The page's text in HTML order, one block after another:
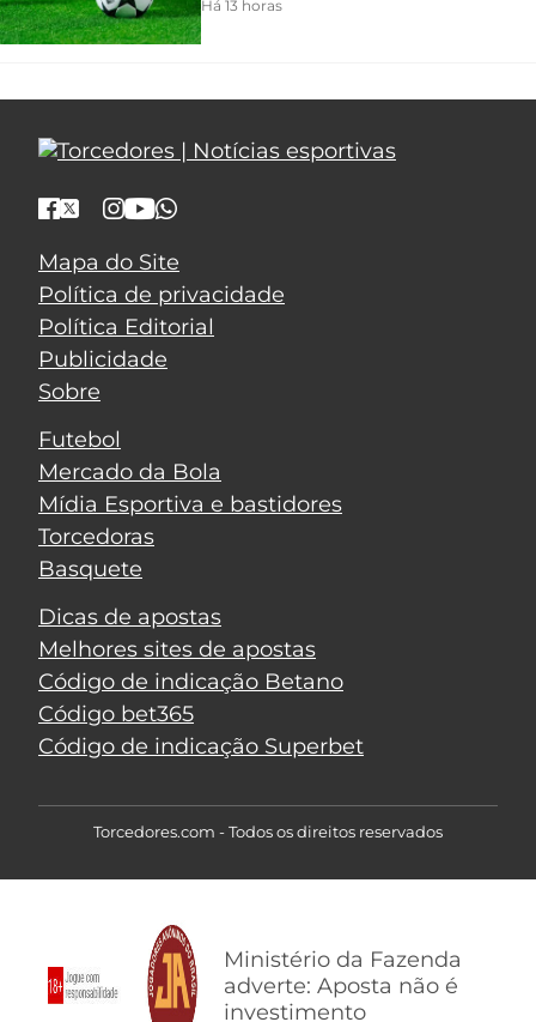
Há 13 horas
Mapa do Site
Política de privacidade
Política Editorial
Publicidade
Sobre
Futebol
Mercado da Bola
Mídia Esportiva e bastidores
Torcedoras
Basquete
Dicas de apostas
Melhores sites de apostas
Código de indicação Betano
Código bet365
Código de indicação Superbet
Torcedores.com - Todos os direitos reservados
Ministério da Fazenda
adverte: Aposta não é
investimento